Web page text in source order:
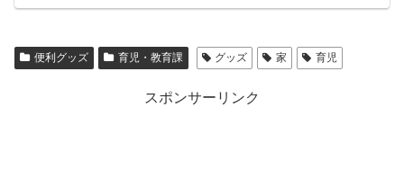
便利グッズ 育児・教育課 グッズ 家 育児
スポンサーリンク